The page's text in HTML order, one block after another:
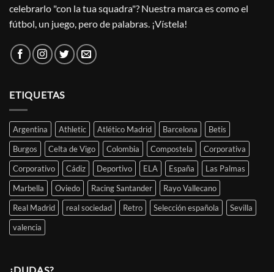
celebrarlo "con la tua squadra"? Nuestra marca es como el
fútbol, un juego, pero de palabras. ¡Vístela!
ETIQUETAS
Argentina Athletic Atlético Madrid Barcelona
Betis
Burgos
Celta de Vigo Colombia Compostela
Corporativa
Corporativo
Cádiz Deportivo ELA España
Las Palmas
Marbella
Oviedo Racing Santander
Rayo Vallecano
Real Madrid
real sociedad Retro Selección española
Sevilla
valencia
¿DUDAS?